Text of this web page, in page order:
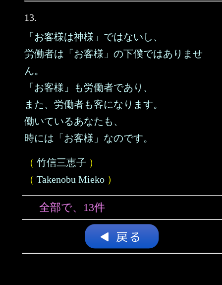
13.
「お客様は神様」ではないし、
労働者は「お客様」の下僕ではありませ
ん。
「お客様」も労働者であり、
また、労働者も客になります。
働いているあなたも、
時には「お客様」なのです。
（ 竹信三恵子 ）
（ Takenobu Mieko ）
全部で、13件